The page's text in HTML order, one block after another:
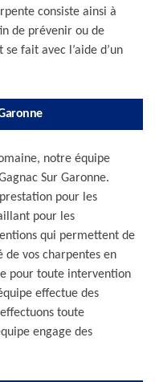
consiste ainsi à
de prévenir ou de
fait avec l’aide d’un
notre équipe
Sur Garonne.
pour les
pour les
qui permettent de
de vos charpentes en
pour toute intervention
effectue des
toute
engage des